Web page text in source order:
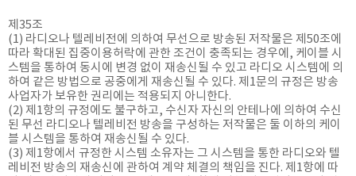
제35조
(1) 라디오나 텔레비전에 의하여 무선으로 방송된 저작물은 제50조에
따라 확대된 집중이용허락에 관한 조건이 충족되는 경우에, 케이블 시
스템을 통하여 동시에 변경 없이 재송신될 수 있고 라디오 시스템에 의
하여 같은 방법으로 공중에게 재송신될 수 있다. 제1문의 규정은 방송
사업자가 보유한 권리에는 적용되지 아니한다.
(2) 제1항의 규정에도 불구하고, 수신자 자신의 안테나에 의하여 수신
된 무선 라디오나 텔레비전 방송을 구성하는 저작물은 둘 이하의 케이
블 시스템을 통하여 재송신될 수 있다.
(3) 제1항에서 규정한 시스템 소유자는 그 시스템을 통한 라디오와 텔
레비전 방송의 재송신에 관하여 계약 체결의 책임을 진다. 제1항에 따